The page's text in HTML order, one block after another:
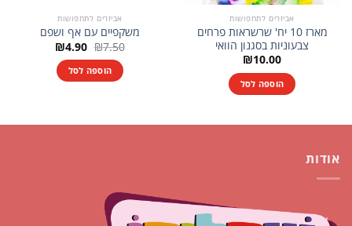
אביזרים לתחפושות
מארז 10 יח' שרשראות פרחים
צבעוניות בסגנון הוואי
₪10.00
הוספה לסל
אביזרים לתחפושות
משקפיים עם אף ושפם
₪7.50 המחיר
המקורי
היה:
₪7.50.
₪4.90 המחיר
הנוכחי
הוספה לסל
אודות